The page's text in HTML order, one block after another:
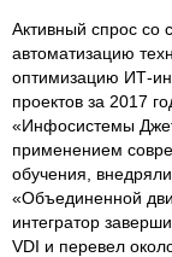
Активный спрос
автоматизацию
оптимизацию ИТ-
проектов за 2017
«Инфосистемы
применением
обучения,
«Объединенной
интегратор
VDI и перевел